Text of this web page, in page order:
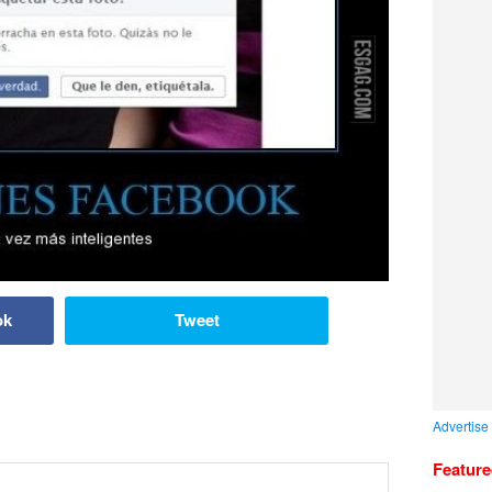
Tweet